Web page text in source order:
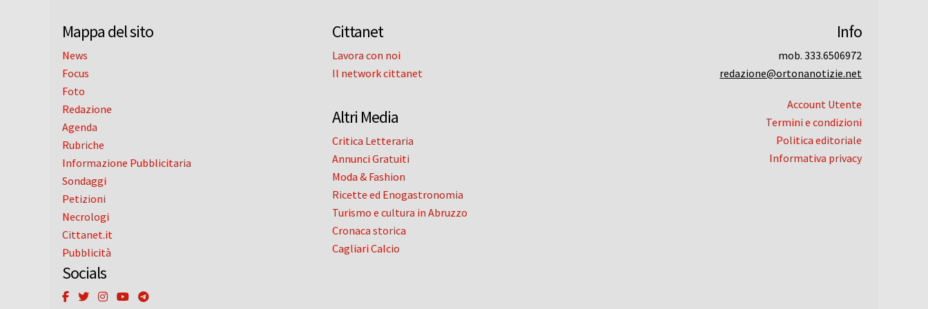
Mappa del sito
News
Focus
Foto
Redazione
Agenda
Rubriche
Informazione Pubblicitaria
Sondaggi
Petizioni
Necrologi
Cittanet.it
Pubblicità
Socials
Cittanet
Lavora con noi
Il network cittanet
Altri Media
Critica Letteraria
Annunci Gratuiti
Moda & Fashion
Ricette ed Enogastronomia
Turismo e cultura in Abruzzo
Cronaca storica
Cagliari Calcio
Info
mob. 333.6506972
redazione@ortonanotizie.net
Account Utente
Termini e condizioni
Politica editoriale
Informativa privacy